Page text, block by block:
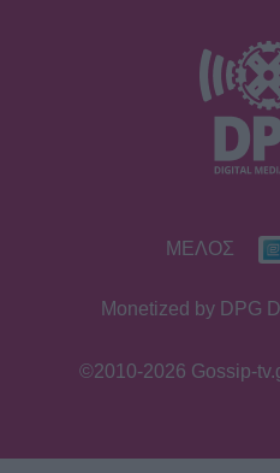
Γεράσιμος Γεννατάς:
εποχή που ντροπιάζει το
διακοπών, η αμφιβολία & η
αντίδραση στην απάντηση
ΜΕΛΟΣ
Monetized by DPG
©2010-2026 Gossip-